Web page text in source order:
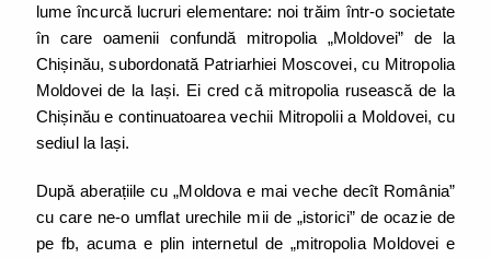
lume încurcă lucruri elementare: noi trăim într-o societate
în care oamenii confundă mitropolia „Moldovei” de la
Chișinău, subordonată Patriarhiei Moscovei, cu Mitropolia
Moldovei de la Iași. Ei cred că mitropolia rusească de la
Chișinău e continuatoarea vechii Mitropolii a Moldovei, cu
sediul la Iași.
După aberațiile cu „Moldova e mai veche decît România”
cu care ne-o umflat urechile mii de „istorici” de ocazie de
pe fb, acuma e plin internetul de „mitropolia Moldovei e